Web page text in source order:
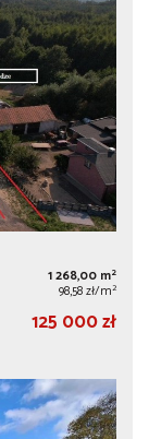
1 268,00 m2
98,58 zł/m2
125 000 zł